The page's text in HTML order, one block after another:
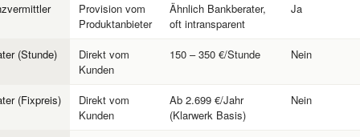
Provision vom
Produktanbieter
Ähnlich Bankberater,
oft intransparent
Ja
(Stunde)
Direkt vom
Kunden
150 – 350 €/Stunde Nein
(Fixpreis)
Direkt vom
Kunden
Ab 2.699 €/Jahr
(Klarwerk Basis)
Nein